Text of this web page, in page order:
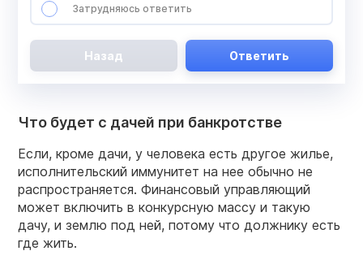
Затрудняюсь ответить
Назад Ответить
Что будет с дачей при банкротстве
Если, кроме дачи, у человека есть другое жилье,
исполнительский иммунитет на нее обычно не
распространяется. Финансовый управляющий
может включить в конкурсную массу и такую
дачу, и землю под ней, потому что должнику есть
где жить.